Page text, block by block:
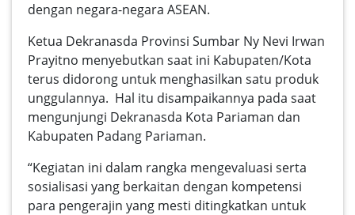
dengan negara-negara ASEAN.
Ketua Dekranasda Provinsi Sumbar Ny Nevi Irwan
Prayitno menyebutkan saat ini Kabupaten/Kota
terus didorong untuk menghasilkan satu produk
unggulannya. Hal itu disampaikannya pada saat
mengunjungi Dekranasda Kota Pariaman dan
Kabupaten Padang Pariaman.
“Kegiatan ini dalam rangka mengevaluasi serta
sosialisasi yang berkaitan dengan kompetensi
para pengerajin yang mesti ditingkatkan untuk